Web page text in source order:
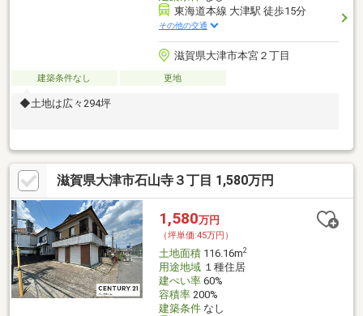
東海道本線 大津駅 徒歩15分
その他の交通
滋賀県大津市本宮２丁目
建築条件なし 更地
◆土地は広々294坪
滋賀県大津市石山寺３丁目 1,580万円
1,580万円
（坪単価:45万円）
土地面積116.16m2
用途地域１種住居
建ぺい率60%
容積率200%
建築条件なし